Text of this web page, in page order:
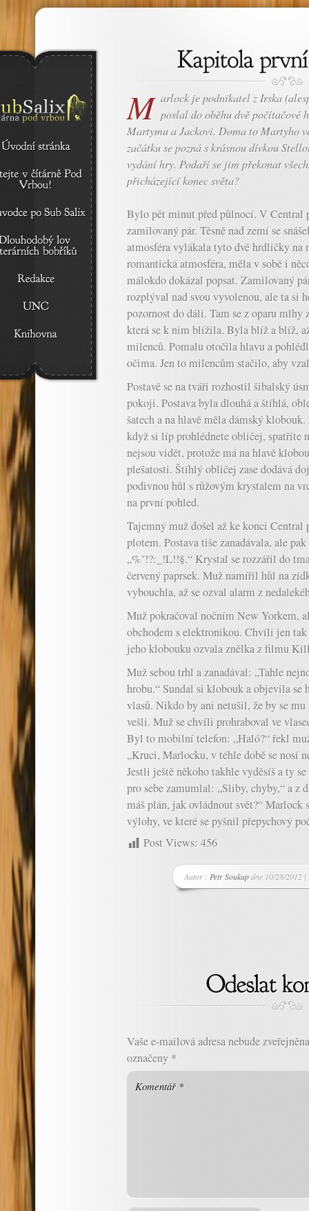
M arlock je podnikatel z Irska
poslal do oběhu dvě počítačové
Martymu a Jackovi. Doma to Martyho
začátku se pozná s krásnou dívkou
vydání hry. Podaří se jim překonat
přicházející konec světa?
Bylo pět minut před půlnocí. V Central
zamilovaný pár. Těsně nad zemí se
atmosféra vylákala tyto dvě hrdličky na
romantická atmosféra, měla v sobě i
málokdo dokázal popsat. Zamilovaný
rozplýval nad svou vyvolenou, ale ta si
pozornost do dáli. Tam se z oparu mlhy
která se k nim blížila. Byla blíž a blíž,
milenců. Pomalu otočila hlavu a
očima. Jen to milencům stačilo, aby
Postavě se na tváři rozhostil šibalský
pokoji. Postava byla dlouhá a štíhlá,
šatech a na hlavě měla dámský
když si líp prohlédnete obličej, spatříte
nejsou vidět, protože má na hlavě
plešatosti. Štíhlý obličej zase dodává
podivnou hůl s růžovým krystalem na
na první pohled.
Tajemný muž došel až ke konci Central
plotem. Postava tiše zanadávala, ale
„%ˇ!?:_!L!!§.“ Krystal se rozzářil do
červený paprsek. Muž namířil hůl na
vybouchla, až se ozval alarm z
Muž pokračoval nočním New Yorkem,
obchodem s elektronikou. Chvíli jen
jeho klobouku ozvala znělka z filmu
Muž sebou trhl a zanadával: „Tahle
hrobu.“ Sundal si klobouk a objevila se
vlasů. Nikdo by ani netušil, že by se
vešli. Muž se chvíli prohraboval ve
Byl to mobilní telefon: „Haló?“ řekl
„Kruci, Marlocku, v téhle době se nosí
Jestli ještě někoho takhle vyděsíš a ty
pro sebe zamumlal: „Sliby, chyby,“ a z
máš plán, jak ovládnout svět?“ Marlock
výlohy, ve které se pyšnil přepychový
Post Views: 456
Autor : Petr Soukupdne 10/28/2012 |
Vaše e-mailová adresa nebude
označeny *